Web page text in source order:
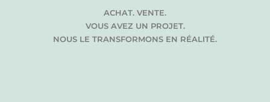
ACHAT. VENTE.
VOUS AVEZ UN PROJET.
NOUS LE TRANSFORMONS EN RÉALITÉ.